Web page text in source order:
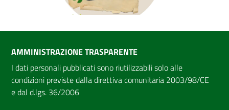
AMMINISTRAZIONE TRASPARENTE
I dati personali pubblicati sono riutilizzabili solo alle
condizioni previste dalla direttiva comunitaria 2003/98/CE
e dal d.lgs. 36/2006